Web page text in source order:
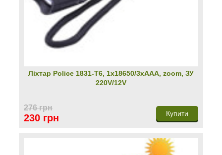
Ліхтар Police 1831-T6, 1х18650/3хААА, zoom, ЗУ
220V/12V
276 грн
230 грн Купити